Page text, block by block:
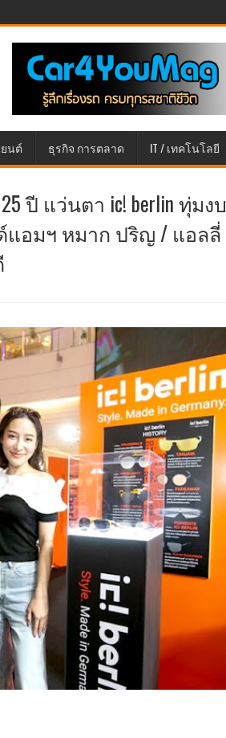
นต์ ธุรกิจ การตลาด IT / เทคโนโลยี
ปี แว่นตา ic! berlin ทุ่มง
นด์แอมฯ หมาก ปริญ / แอล